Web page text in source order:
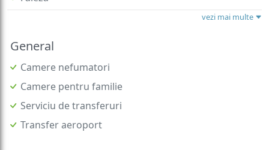
vezi mai multe
General
Camere nefumatori
Camere pentru familie
Serviciu de transferuri
Transfer aeroport